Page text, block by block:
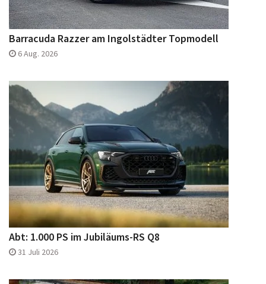
Barracuda Razzer am Ingolstädter Topmodell
6 Aug. 2026
Abt: 1.000 PS im Jubiläums-RS Q8
31 Juli 2026